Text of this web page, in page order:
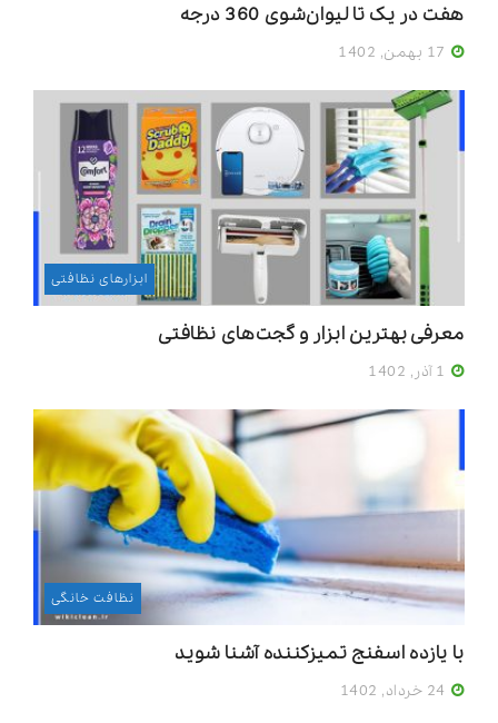
هفت در یک تا لیوان‌شوی 360 درجه
ابزارهای نظافتی
معرفی بهترین ابزار و گجت‌های نظافتی
نظافت خانگی
با یازده اسفنج تمیزکننده آشنا شوید